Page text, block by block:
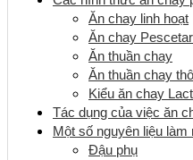
Ăn chay linh hoạt
Ăn chay
Ăn thuần chay
Ăn thuần chay thô
Kiểu ăn chay
Tác dụng của việc ăn
Một số nguyên liệu
Đậu phụ